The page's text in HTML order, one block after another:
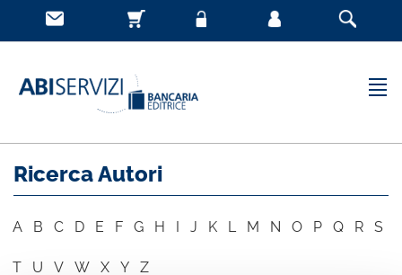
Ricerca Autori
A B C D E F G H I J K L M N O P Q R S
T U V W X Y Z